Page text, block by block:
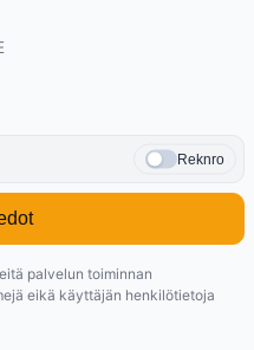
Reknro
palvelun toiminnan
eikä käyttäjän henkilötietoja